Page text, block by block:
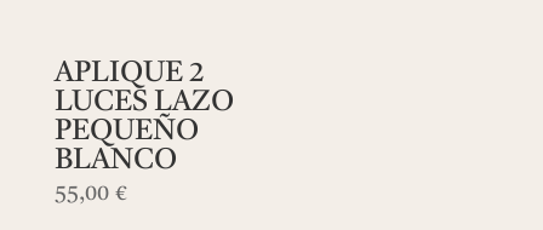
APLIQUE 2
LUCES LAZO
PEQUEÑO
BLANCO
55,00 €